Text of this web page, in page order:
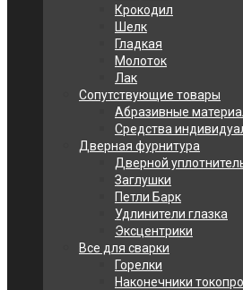
Крокодил
Шелк
Гладкая
Молоток
Лак
Сопутствующие товары
Абразивные
Средства
Дверная фурнитура
Дверной
Заглушки
Петли Барк
Удлинители глазка
Эксцентрики
Все для сварки
Горелки
Наконечники